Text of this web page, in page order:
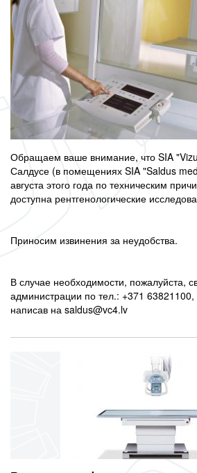
Обращаем ваше внимание, что SIA
Салдусе (в помещениях SIA "Saldus
августа этого года по техническим
доступна рентгенологические
Приносим извинения за неудобства.
В случае необходимости, пожалуйста,
администрации по тел.: +371
написав на saldus@vc4.lv